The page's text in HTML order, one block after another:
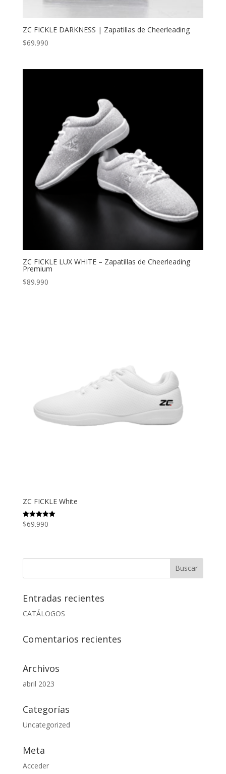
ZC FICKLE DARKNESS | Zapatillas de Cheerleading
$69.990
ZC FICKLE LUX WHITE – Zapatillas de Cheerleading
Premium
$89.990
ZC FICKLE White
Valorado
con
$69.990
Entradas recientes
CATÁLOGOS
Comentarios recientes
Archivos
abril 2023
Categorías
Uncategorized
Meta
Acceder